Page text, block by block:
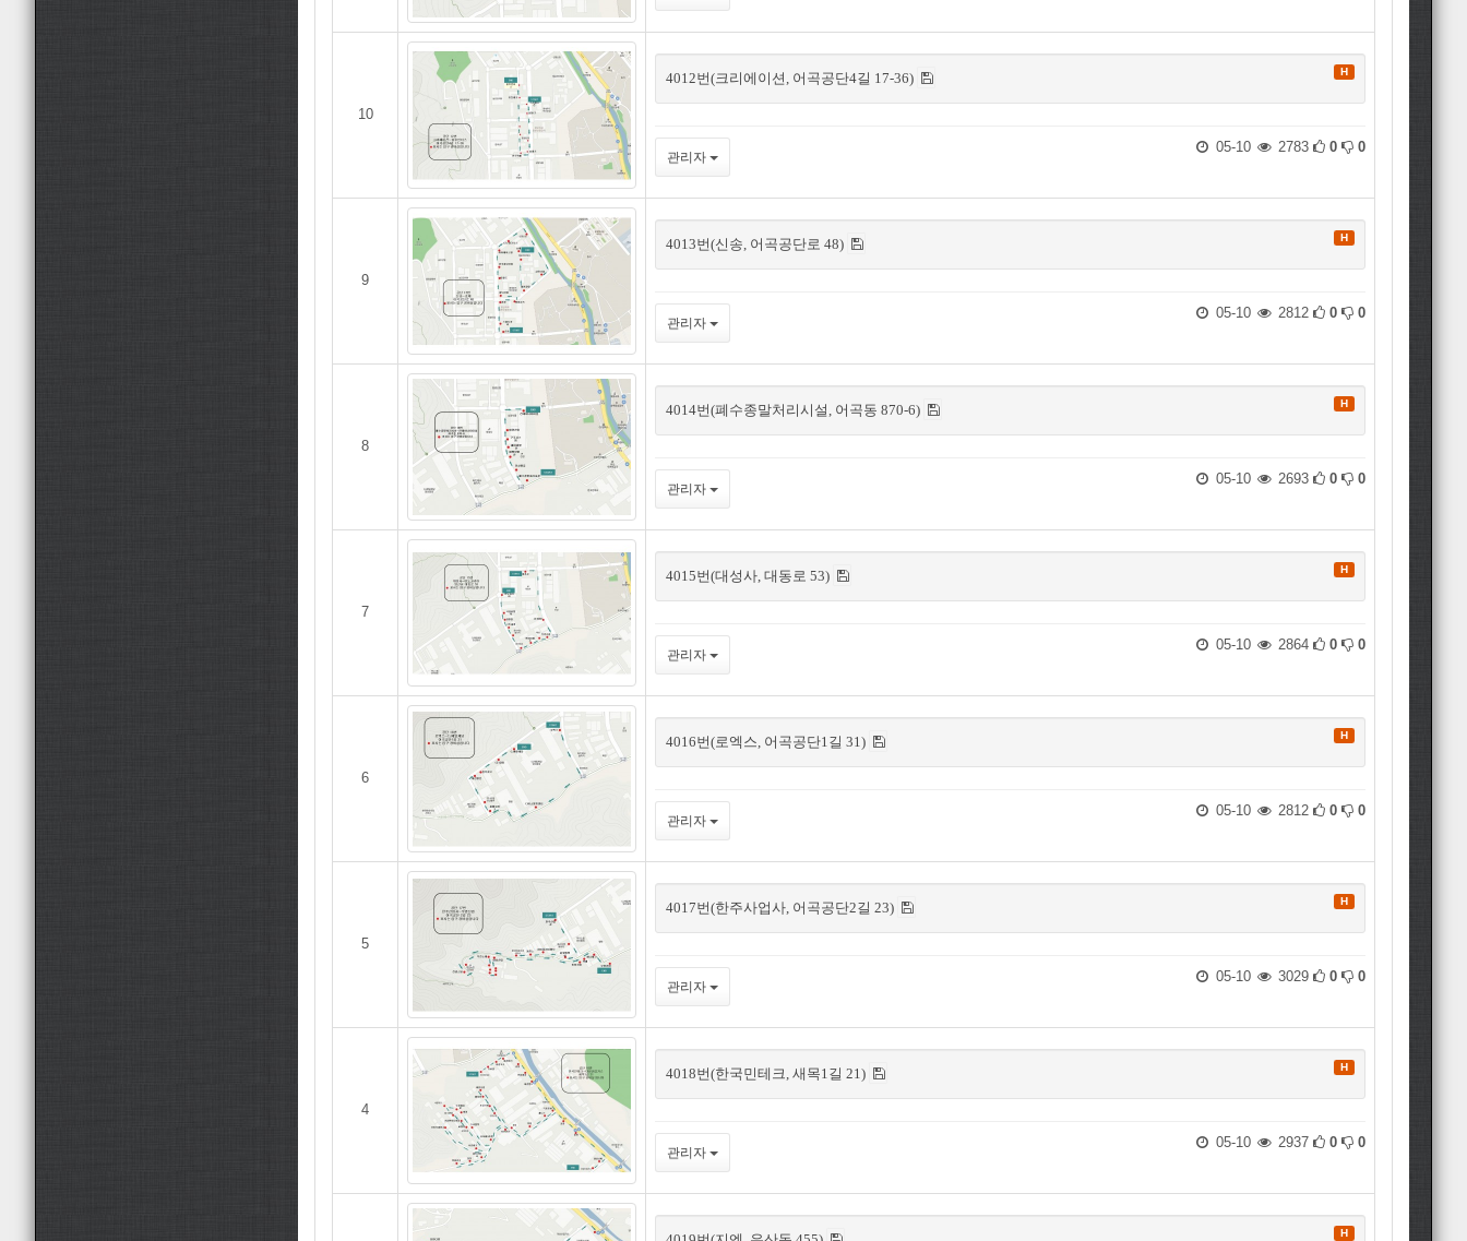
10
4012번(크리에이션, 어곡공단4길 17-36) H
관리자
05-10 2783 0 0
9
4013번(신송, 어곡공단로 48) H
관리자
05-10 2812 0 0
8
4014번(폐수종말처리시설, 어곡동 870-6) H
관리자
05-10 2693 0 0
7
4015번(대성사, 대동로 53) H
관리자
05-10 2864 0 0
6
4016번(로엑스, 어곡공단1길 31) H
관리자
05-10 2812 0 0
5
4017번(한주사업사, 어곡공단2길 23) H
관리자
05-10 3029 0 0
4
4018번(한국민테크, 새목1길 21) H
관리자
05-10 2937 0 0
H